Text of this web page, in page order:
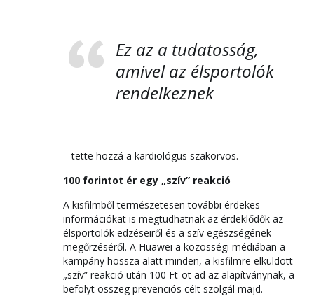
Ez az a tudatosság,
amivel az élsportolók
rendelkeznek
– tette hozzá a kardiológus szakorvos.
100 forintot ér egy „szív” reakció
A kisfilmből természetesen további érdekes
információkat is megtudhatnak az érdeklődők az
élsportolók edzéseiről és a szív egészségének
megőrzéséről. A Huawei a közösségi médiában a
kampány hossza alatt minden, a kisfilmre elküldött
„szív” reakció után 100 Ft-ot ad az alapítványnak, a
befolyt összeg prevenciós célt szolgál majd.